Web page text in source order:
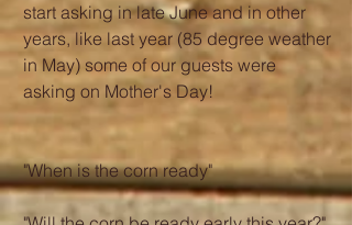
start asking in late June and in other
years, like last year (85 degree weather
in May) some of our guests were
asking on Mother's Day!
"When is the corn ready"